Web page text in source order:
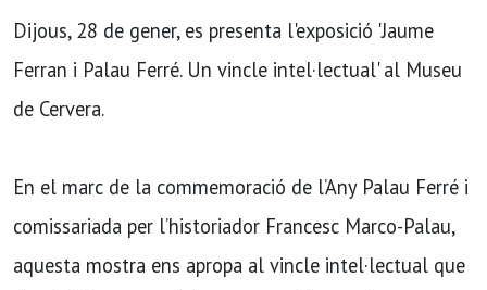
Dijous, 28 de gener, es presenta l'exposició 'Jaume
Ferran i Palau Ferré. Un vincle intel·lectual' al Museu
de Cervera.
En el marc de la commemoració de l’Any Palau Ferré i
comissariada per l’historiador Francesc Marco-Palau,
aquesta mostra ens apropa al vincle intel·lectual que